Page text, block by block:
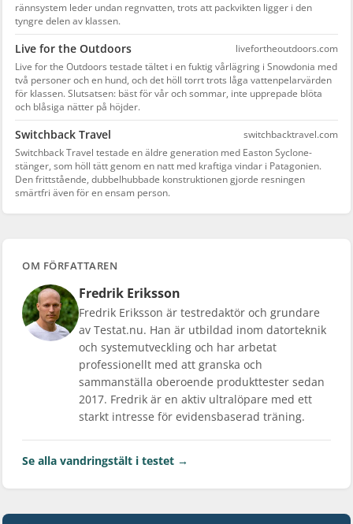
rännsystem leder undan regnvatten, trots att packvikten ligger i den
tyngre delen av klassen.
Live for the Outdoors
livefortheoutdoors.com
Live for the Outdoors testade tältet i en fuktig vårlägring i Snowdonia med
två personer och en hund, och det höll torrt trots låga vattenpelarvärden
för klassen. Slutsatsen: bäst för vår och sommar, inte upprepade blöta
och blåsiga nätter på höjder.
Switchback Travel
switchbacktravel.com
Switchback Travel testade en äldre generation med Easton Syclone-
stänger, som höll tätt genom en natt med kraftiga vindar i Patagonien.
Den frittstående, dubbelhubbade konstruktionen gjorde resningen
smärtfri även för en ensam person.
OM FÖRFATTAREN
Fredrik Eriksson
Fredrik Eriksson är testredaktör och grundare
av Testat.nu. Han är utbildad inom datorteknik
och systemutveckling och har arbetat
professionellt med att granska och
sammanställa oberoende produkttester sedan
2017. Fredrik är en aktiv ultralöpare med ett
starkt intresse för evidensbaserad träning.
Se alla vandringstält i testet →